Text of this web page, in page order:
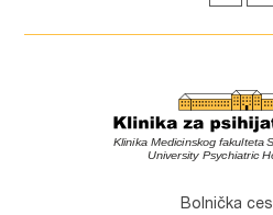
Bolnička